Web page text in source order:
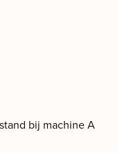
bij machine A